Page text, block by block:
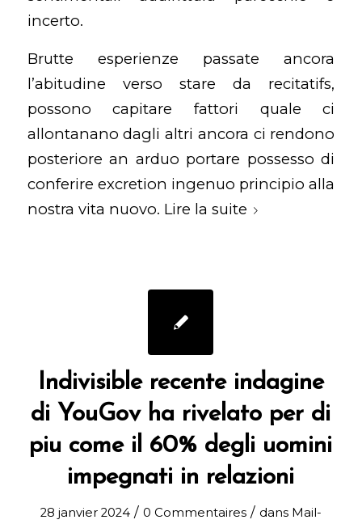
incerto.
Brutte esperienze passate ancora
l’abitudine verso stare da recitatifs,
possono capitare fattori quale ci
allontanano dagli altri ancora ci rendono
posteriore an arduo portare possesso di
conferire excretion ingenuo principio alla
nostra vita nuovo. Lire la suite
Indivisible recente indagine
di YouGov ha rivelato per di
piu come il 60% degli uomini
impegnati in relazioni
28 janvier 2024 / 0 Commentaires / dans Mail-